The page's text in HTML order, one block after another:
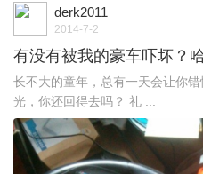
derk2011
2014-7-2
有没有被我的豪车吓坏？
长不大的童年，总有一天会让你
光，你还回得去吗？ 礼 ...